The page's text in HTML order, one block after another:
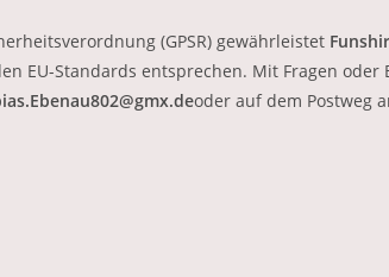
(GPSR) gewährleistet
EU-Standards entsprechen. Mit Fragen oder
oder auf dem Postweg